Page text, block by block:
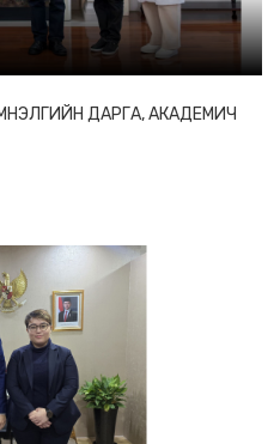
ДАРГА, АКАДЕМИЧ